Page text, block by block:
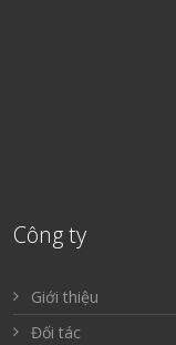
Công ty
Giới thiệu
Đối tác